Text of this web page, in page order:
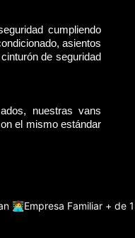
cumpliendo
asientos
de seguridad
nuestras vans
el mismo estándar
👩‍💻Empresa Familiar + de